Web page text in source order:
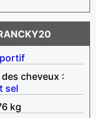
cheveux :
sel
kg